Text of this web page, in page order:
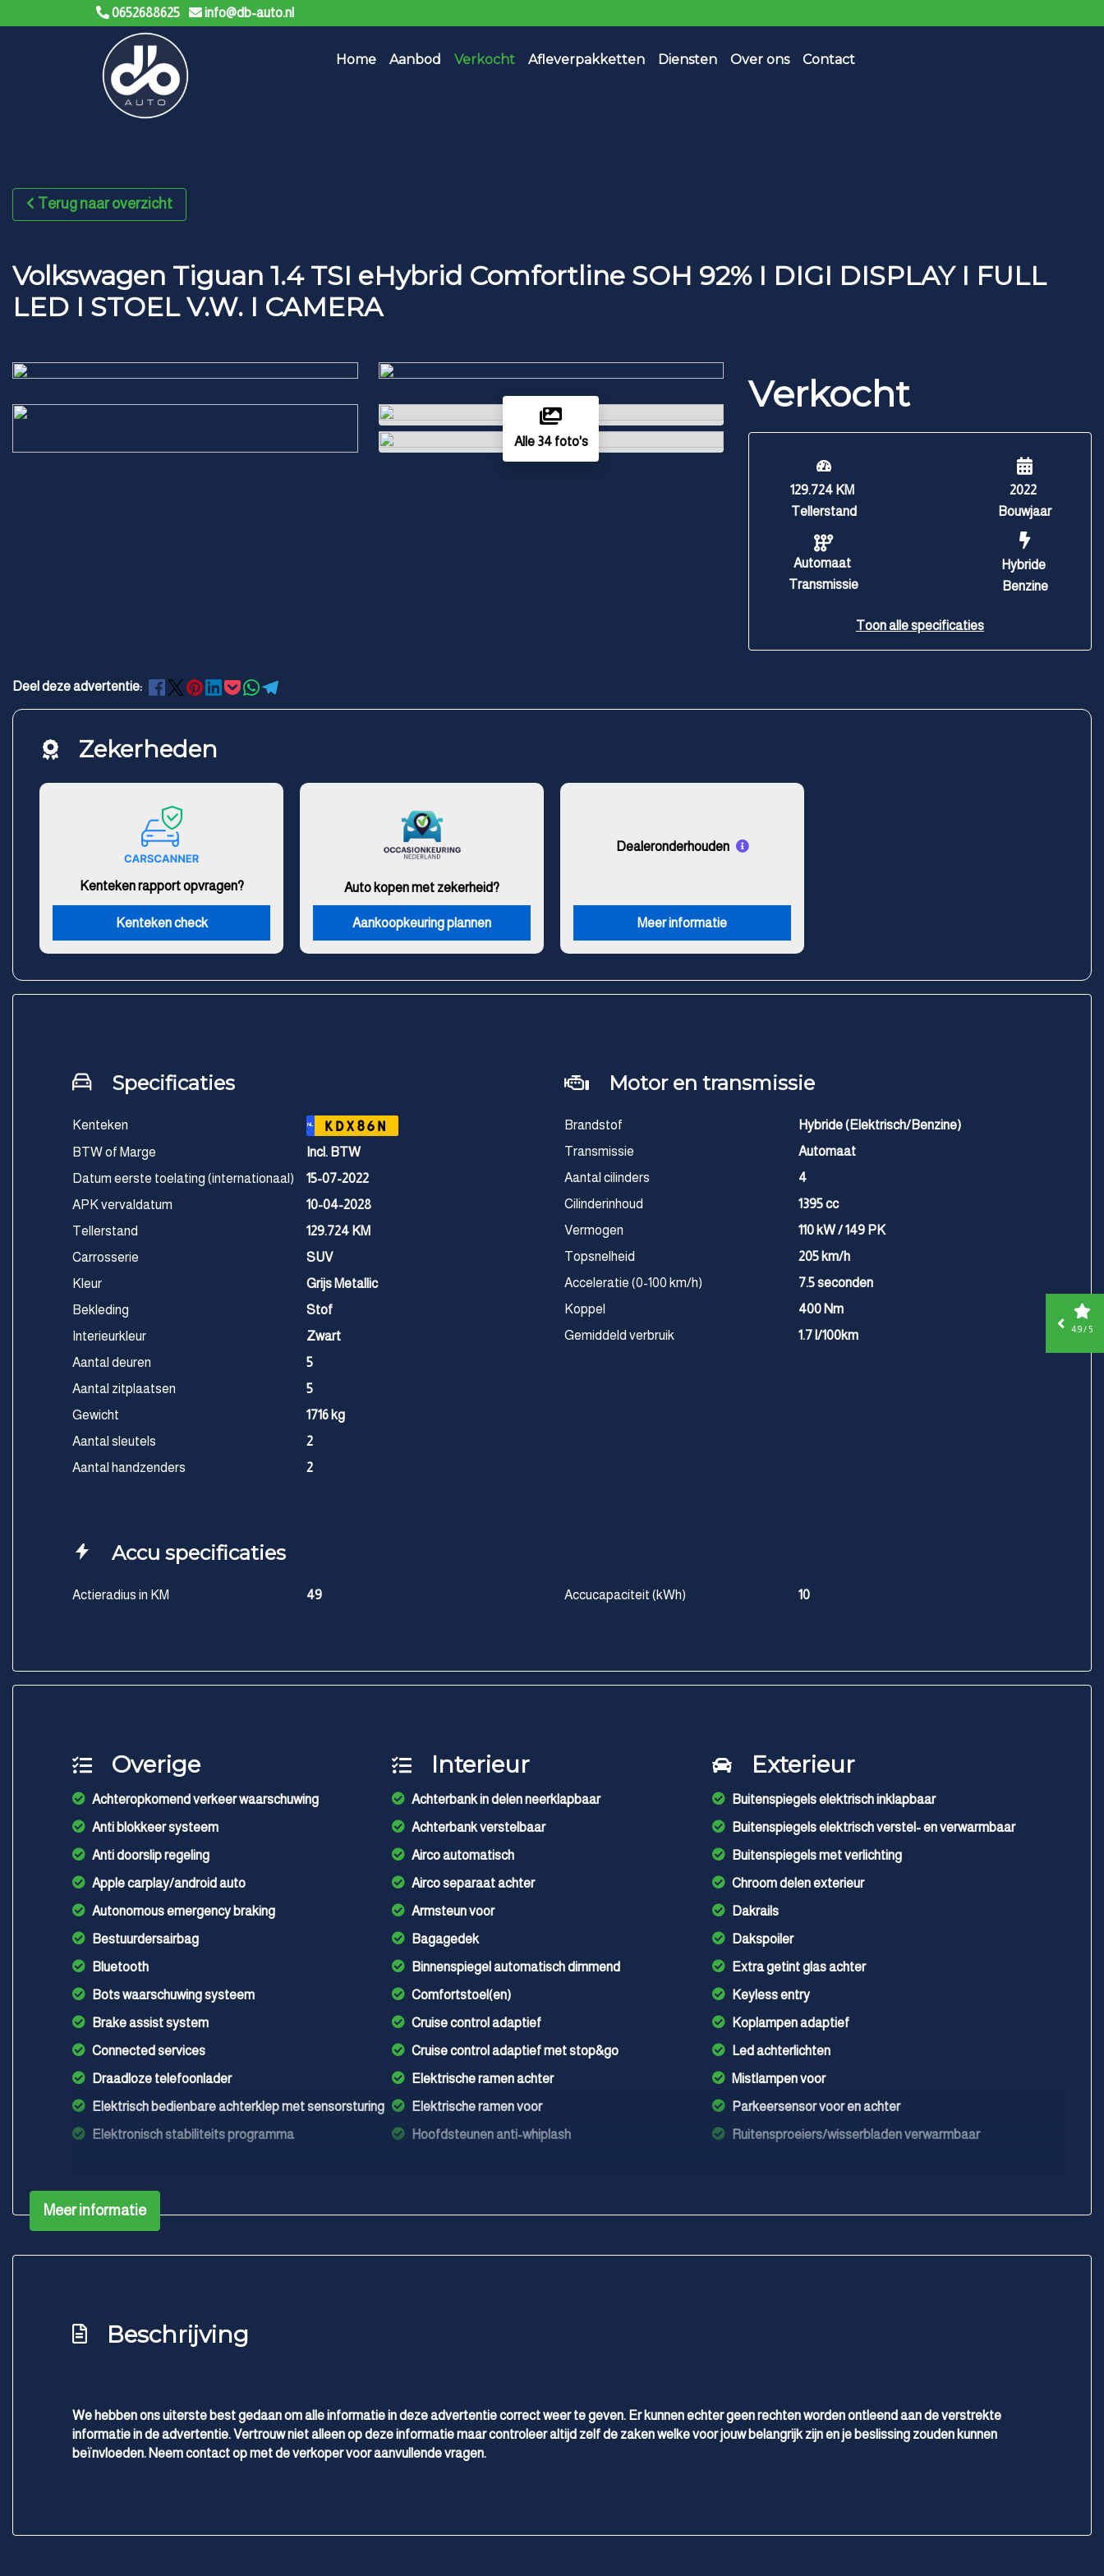
0652688625 info@db-auto.nl
Home Aanbod Verkocht Afleverpakketten Diensten Over ons Contact
Terug naar overzicht
Volkswagen Tiguan 1.4 TSI eHybrid Comfortline SOH 92% I DIGI DISPLAY I FULL
LED I STOEL V.W. I CAMERA
Alle 34 foto's
Verkocht
129.724 KM
Tellerstand
Automaat
Transmissie
2022
Bouwjaar
Hybride
Benzine
Toon alle specificaties
Deel deze advertentie:
Zekerheden
Kenteken rapport opvragen?
Kenteken check
Auto kopen met zekerheid?
Aankoopkeuring plannen
Dealeronderhouden
Meer informatie
Specificaties
Kenteken NL KDX86N
BTW of Marge
Incl. BTW
Datum eerste toelating (internationaal)
15-07-2022
APK vervaldatum
10-04-2028
Tellerstand
129.724 KM
Carrosserie
SUV
Kleur
Grijs Metallic
Bekleding
Stof
Interieurkleur
Zwart
Aantal deuren
5
Aantal zitplaatsen
5
Gewicht
1716 kg
Aantal sleutels
2
Aantal handzenders
2
Motor en transmissie
Brandstof
Hybride (Elektrisch/Benzine)
Transmissie
Automaat
Aantal cilinders
4
Cilinderinhoud
1395 cc
Vermogen
110 kW / 149 PK
Topsnelheid
205 km/h
Acceleratie (0-100 km/h)
7.5 seconden
Koppel
400 Nm
Gemiddeld verbruik
1.7 l/100km
Accu specificaties
Actieradius in KM 49 Accucapaciteit (kWh) 10
Overige
Achteropkomend verkeer waarschuwing
Anti blokkeer systeem
Anti doorslip regeling
Apple carplay/android auto
Autonomous emergency braking
Bestuurdersairbag
Bluetooth
Bots waarschuwing systeem
Brake assist system
Connected services
Draadloze telefoonlader
Elektrisch bedienbare achterklep met sensorsturing
Elektronisch stabiliteits programma
Hoofd airbag(s) achter
Hoofd airbag(s) voor
Oplaadmogelijkheid
Vervolgbotsing preventie
Volledig digitaal instrumentenpaneel
Interieur
Achterbank in delen neerklapbaar
Achterbank verstelbaar
Airco automatisch
Airco separaat achter
Armsteun voor
Bagagedek
Binnenspiegel automatisch dimmend
Comfortstoel(en)
Cruise control adaptief
Cruise control adaptief met stop&go
Elektrische ramen achter
Elektrische ramen voor
Hoofdsteunen anti-whiplash
Sportstuur
Exterieur
Buitenspiegels elektrisch inklapbaar
Buitenspiegels elektrisch verstel- en verwarmbaar
Buitenspiegels met verlichting
Chroom delen exterieur
Dakrails
Dakspoiler
Extra getint glas achter
Keyless entry
Koplampen adaptief
Led achterlichten
Mistlampen voor
Parkeersensor voor en achter
Ruitensproeiers/wisserbladen verwarmbaar
Meer informatie
Beschrijving
We hebben ons uiterste best gedaan om alle informatie in deze advertentie correct weer te geven. Er kunnen echter geen rechten worden ontleend aan de verstrekte
informatie in de advertentie. Vertrouw niet alleen op deze informatie maar controleer altijd zelf de zaken welke voor jouw belangrijk zijn en je beslissing zouden kunnen
beïnvloeden. Neem contact op met de verkoper voor aanvullende vragen.
4.9 / 5